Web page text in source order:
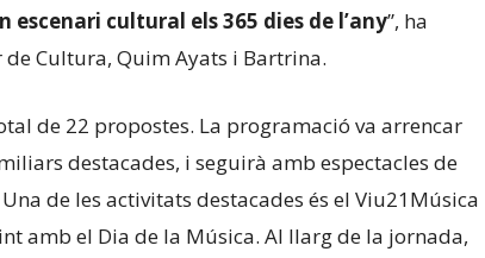
cultural els 365 dies de l’any”, ha
Cultura, Quim Ayats i Bartrina.
de 22 propostes. La programació va arrencar
destacades, i seguirà amb espectacles de
de les activitats destacades és el Viu21Música
amb el Dia de la Música. Al llarg de la jornada,